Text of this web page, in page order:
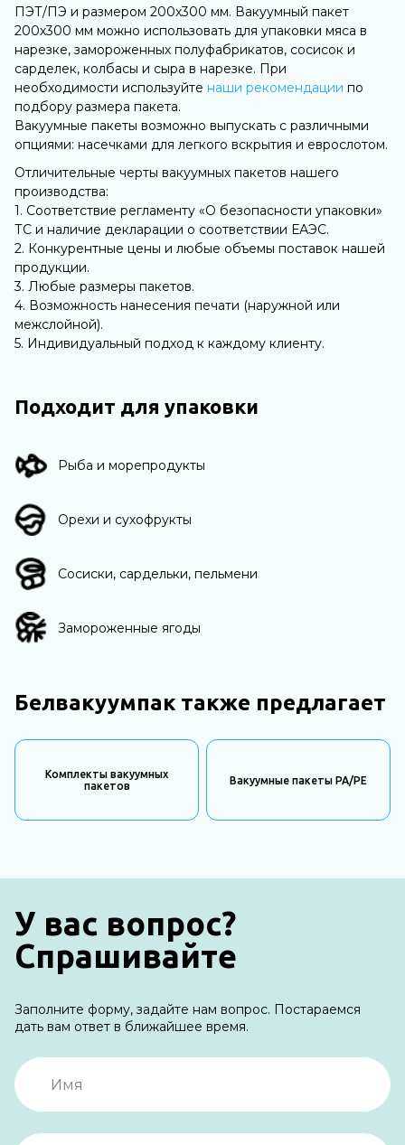
ПЭТ/ПЭ и размером 200х300 мм. Вакуумный пакет
200х300 мм можно использовать для упаковки мяса в
нарезке, замороженных полуфабрикатов, сосисок и
сарделек, колбасы и сыра в нарезке. При
необходимости используйте наши рекомендации по
подбору размера пакета.
Вакуумные пакеты возможно выпускать с различными
опциями: насечками для легкого вскрытия и еврослотом.
Отличительные черты вакуумных пакетов нашего
производства:
1. Соответствие регламенту «О безопасности упаковки»
ТС и наличие декларации о соответствии ЕАЭС.
2. Конкурентные цены и любые объемы поставок нашей
продукции.
3. Любые размеры пакетов.
4. Возможность нанесения печати (наружной или
межслойной).
5. Индивидуальный подход к каждому клиенту.
Подходит для упаковки
Рыба и морепродукты
Орехи и сухофрукты
Сосиски, сардельки, пельмени
Замороженные ягоды
Белвакуумпак также предлагает
Комплекты вакуумных
пакетов
Вакуумные пакеты PA/PE
У вас вопрос?
Спрашивайте
Заполните форму, задайте нам вопрос. Постараемся
дать вам ответ в ближайшее время.